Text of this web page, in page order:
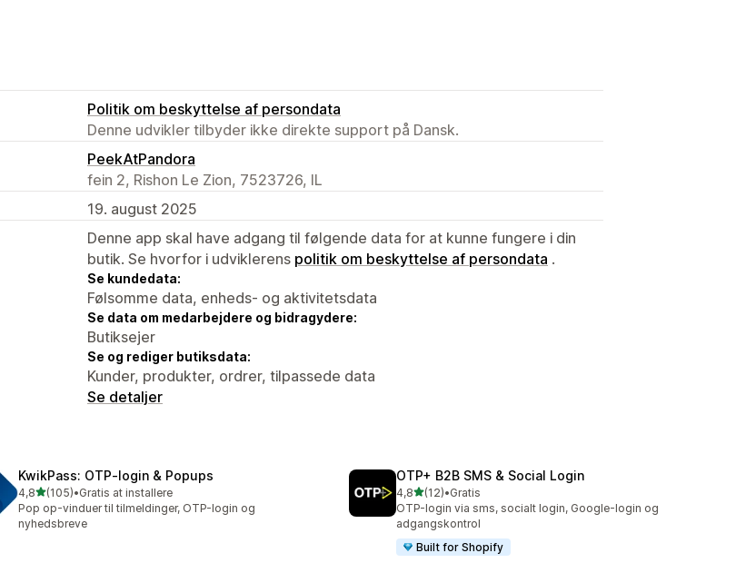
Politik om beskyttelse af persondata
Denne udvikler tilbyder ikke direkte support på Dansk.
PeekAtPandora
fein 2, Rishon Le Zion, 7523726, IL
19. august 2025
Denne app skal have adgang til følgende data for at kunne fungere i din
butik. Se hvorfor i udviklerens politik om beskyttelse af persondata .
Se kundedata:
Følsomme data, enheds- og aktivitetsdata
Se data om medarbejdere og bidragydere:
Butiksejer
Se og rediger butiksdata:
Kunder, produkter, ordrer, tilpassede data
Se detaljer
KwikPass: OTP‑login & Popups
4,8ud af 5 stjerner
(105)
105 anmeldelser i alt
•Gratis at installere
Pop op-vinduer til tilmeldinger, OTP-login og
nyhedsbreve
OTP+ B2B SMS & Social Login
4,8ud af 5 stjerner
(12)
12 anmeldelser i alt
•Gratis
OTP-login via sms, socialt login, Google-login og
adgangskontrol
Built for Shopify